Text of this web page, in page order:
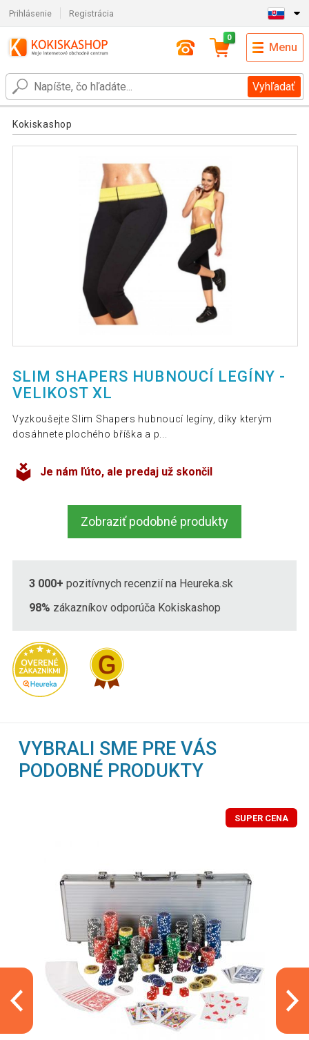
Prihlásenie Registrácia
Vyhľadať
0
Menu
Kokiskashop
SLIM SHAPERS HUBNOUCÍ LEGÍNY -
VELIKOST XL
Vyzkoušejte Slim Shapers hubnoucí legíny, díky kterým
dosáhnete plochého bříška a p...
Je nám ľúto, ale predaj už skončil
Zobraziť podobné produkty
3 000+ pozitívnych recenzií na Heureka.sk
98% zákazníkov odporúča Kokiskashop
VYBRALI SME PRE VÁS
PODOBNÉ PRODUKTY
SUPER CENA